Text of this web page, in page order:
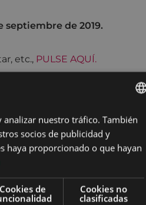
septiembre de 2019.
etc., PULSE AQUÍ.
nuestro tráfico. También
socios de publicidad y
haya proporcionado o que hayan
Cookies de
Cookies no
clasificadas